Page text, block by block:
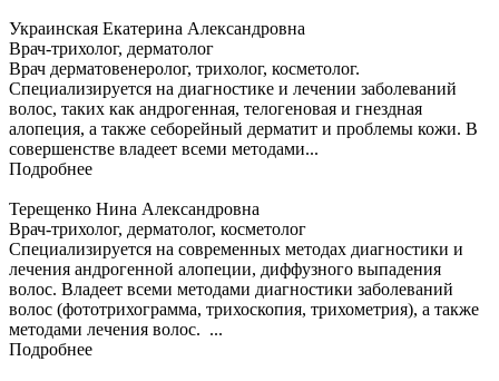
Украинская Екатерина Александровна
Врач-трихолог, дерматолог
Врач дерматовенеролог, трихолог, косметолог.
Специализируется на диагностике и лечении заболеваний
волос, таких как андрогенная, телогеновая и гнездная
алопеция, а также себорейный дерматит и проблемы кожи. В
совершенстве владеет всеми методами...
Подробнее
Терещенко Нина Александровна
Врач-трихолог, дерматолог, косметолог
Специализируется на современных методах диагностики и
лечения андрогенной алопеции, диффузного выпадения
волос. Владеет всеми методами диагностики заболеваний
волос (фототрихограмма, трихоскопия, трихометрия), а также
методами лечения волос. ...
Подробнее